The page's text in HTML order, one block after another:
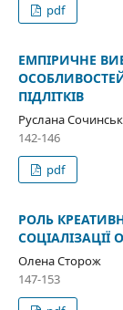
pdf
ЕМПІРИЧНЕ
ПІДЛІТКІВ
Руслана
142-146
pdf
РОЛЬ
СОЦІАЛІЗАЦІЇ
Олена Сторож
147-153